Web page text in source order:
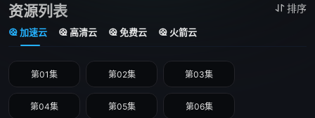
&nbsp; &nbsp; &nbsp; &nbsp; &nbsp; &nbsp; &nbsp; &nbsp;
一艘神秘太空船坠落地球，年轻的Wendy（西德尼·钱德勒 饰）与一
群“杂牌军”在残骸中作出重大发现——载于船上的外星生物，将会改
变所知的地球，彻底改写世间上众生的命运。
资源列表 排序
加速云 高清云 免费云 火箭云
第01集 第02集 第03集
第04集 第05集 第06集